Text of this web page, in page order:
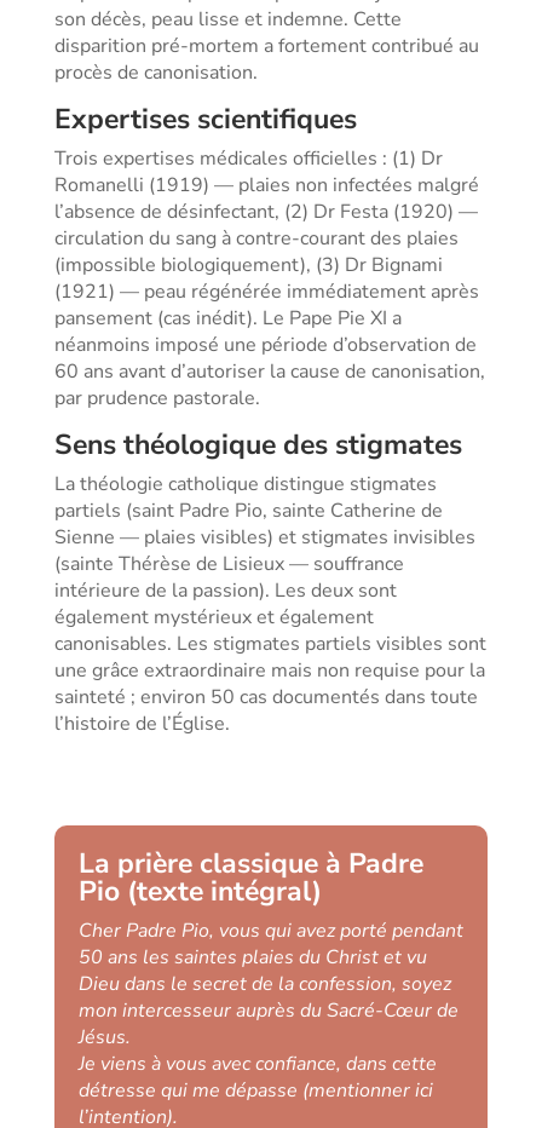
son décès, peau lisse et indemne. Cette
disparition pré-mortem a fortement contribué au
procès de canonisation.
Expertises scientifiques
Trois expertises médicales officielles : (1) Dr
Romanelli (1919) — plaies non infectées malgré
l’absence de désinfectant, (2) Dr Festa (1920) —
circulation du sang à contre-courant des plaies
(impossible biologiquement), (3) Dr Bignami
(1921) — peau régénérée immédiatement après
pansement (cas inédit). Le Pape Pie XI a
néanmoins imposé une période d’observation de
60 ans avant d’autoriser la cause de canonisation,
par prudence pastorale.
Sens théologique des stigmates
La théologie catholique distingue stigmates
partiels (saint Padre Pio, sainte Catherine de
Sienne — plaies visibles) et stigmates invisibles
(sainte Thérèse de Lisieux — souffrance
intérieure de la passion). Les deux sont
également mystérieux et également
canonisables. Les stigmates partiels visibles sont
une grâce extraordinaire mais non requise pour la
sainteté ; environ 50 cas documentés dans toute
l’histoire de l’Église.
La prière classique à Padre
Pio (texte intégral)
Cher Padre Pio, vous qui avez porté pendant
50 ans les saintes plaies du Christ et vu
Dieu dans le secret de la confession, soyez
mon intercesseur auprès du Sacré-Cœur de
Jésus.
Je viens à vous avec confiance, dans cette
détresse qui me dépasse (mentionner ici
l’intention).